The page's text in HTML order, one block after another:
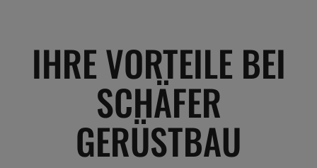
IHRE VORTEILE BEI
SCHÄFER
GERÜSTBAU